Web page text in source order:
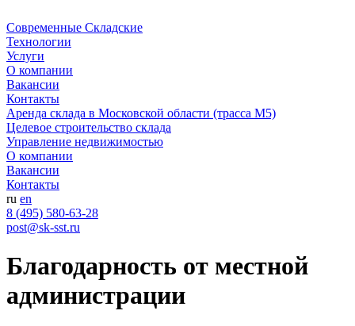
Современные Складские
Технологии
Услуги
О компании
Вакансии
Контакты
Аренда склада в Московской области (трасса М5)
Целевое строительство склада
Управление недвижимостью
О компании
Вакансии
Контакты
ru en
8 (495) 580-63-28
post@sk-sst.ru
Благодарность от местной
администрации